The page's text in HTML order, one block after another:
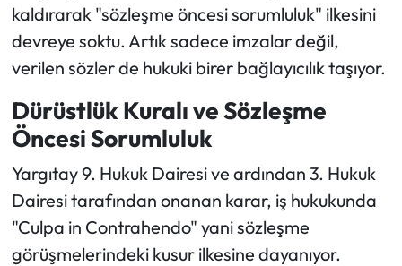
kaldırarak "sözleşme öncesi sorumluluk" ilkesini
devreye soktu. Artık sadece imzalar değil,
verilen sözler de hukuki birer bağlayıcılık taşıyor.
Dürüstlük Kuralı ve Sözleşme
Öncesi Sorumluluk
Yargıtay 9. Hukuk Dairesi ve ardından 3. Hukuk
Dairesi tarafından onanan karar, iş hukukunda
"Culpa in Contrahendo" yani sözleşme
görüşmelerindeki kusur ilkesine dayanıyor.
Teknoloji